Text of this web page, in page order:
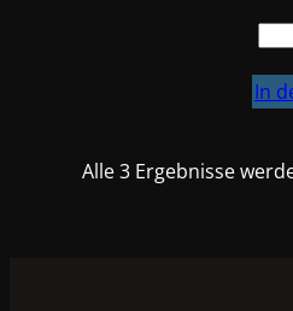
In
Alle 3 Ergebnisse